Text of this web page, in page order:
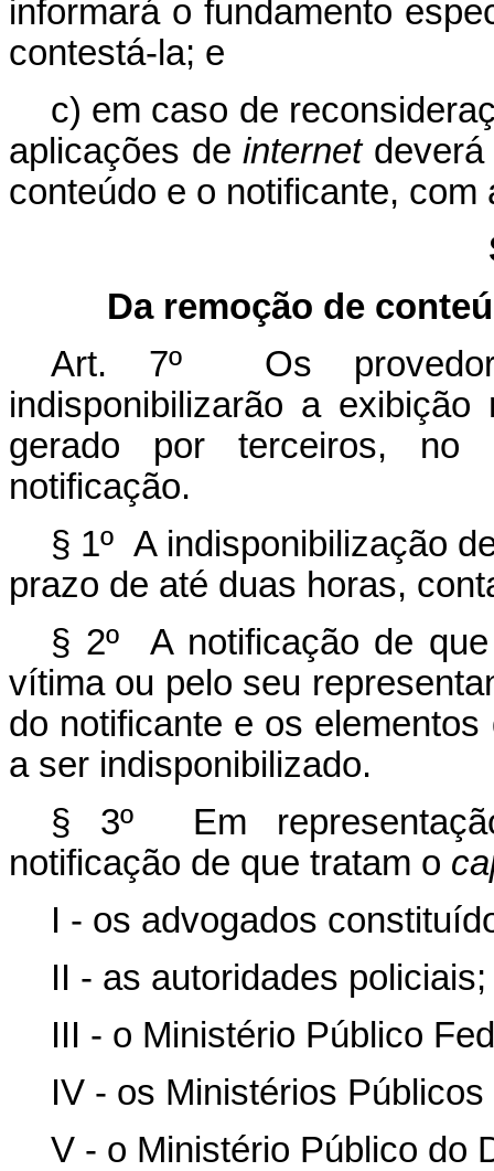
informará o fundamento
contestá-la; e
c) em caso de
aplicações deinternetdeverá
conteúdo e o notificante,
Da remoção de
Art. 7º Os
indisponibilizarão a
gerado por terceiros, no
notificação.
§ 1º A indisponibilização
prazo de até duas horas,
§ 2º A notificação de
vítima ou pelo seu
do notificante e os
a ser indisponibilizado.
§ 3º Em
notificação de que tratam o
I - os advogados
II - as autoridades policiais;
III - o Ministério Público
IV - os Ministérios
V - o Ministério Público do